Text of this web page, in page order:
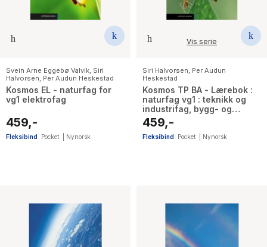
Svein Arne Eggebø Valvik Siri
Halvorsen Per Audun Heskestad
Kosmos EL - naturfag for
vg1 elektrofag
459,-
Fleksibind Pocket Nynorsk
Vis serie
Siri Halvorsen Per Audun
Heskestad
Kosmos TP BA - Lærebok :
naturfag vg1 : teknikk og
industrifag, bygg- og
anleggsteknikk
459,-
Fleksibind Pocket Nynorsk